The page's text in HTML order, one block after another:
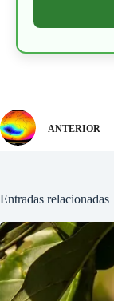
ANTERIOR
Entradas relacionadas